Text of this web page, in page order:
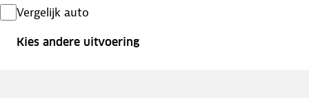
Vergelijk auto
Kies andere uitvoering